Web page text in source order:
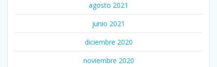
agosto 2021
junio 2021
diciembre 2020
noviembre 2020